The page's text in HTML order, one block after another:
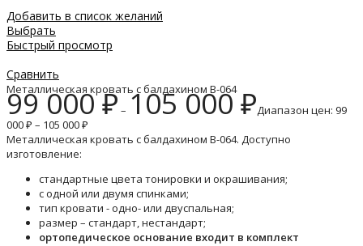
Добавить в список желаний
Выбрать
Быстрый просмотр
Сравнить
Металлическая кровать с балдахином B-064
99 000₽– 105 000₽Диапазон цен: 99
000 ₽ – 105 000 ₽
Металлическая кровать с балдахином B-064. Доступно
изготовление:
стандартные цвета тонировки и окрашивания;
с одной или двумя спинками;
тип кровати - одно- или двуспальная;
размер – стандарт, нестандарт;
ортопедическое основание входит в комплект